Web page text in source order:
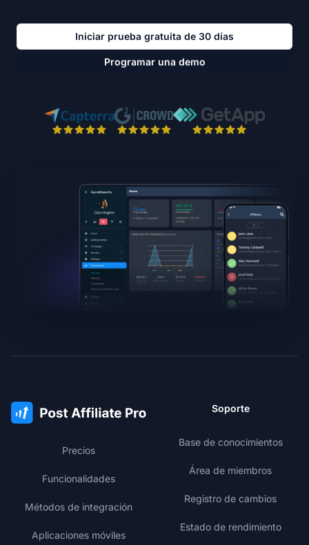
Iniciar prueba gratuita de 30 días
Programar una demo
Precios
Funcionalidades
Métodos de integración
Aplicaciones móviles
Soporte
Base de conocimientos
Área de miembros
Registro de cambios
Estado de rendimiento